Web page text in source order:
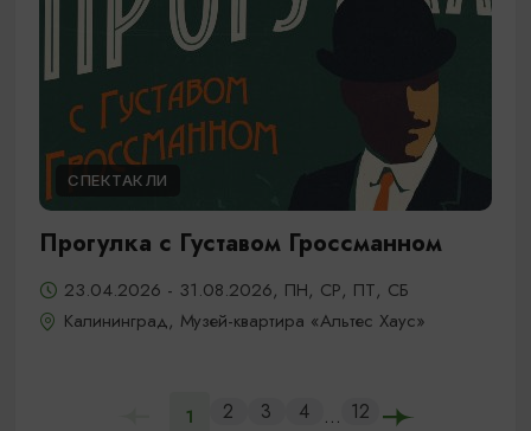
СПЕКТАКЛИ
Прогулка с Густавом Гроссманном
23.04.2026 - 31.08.2026, ПН, СР, ПТ, СБ
Калининград, Музей-квартира «Альтес Хаус»
1 2 3 4 ... 12